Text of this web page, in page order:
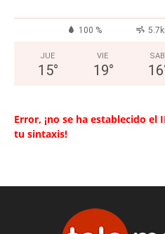
100 %
JUE
15°
VIE
19°
SAB
16
Error, ¡no se ha establecido el
tu sintaxis!